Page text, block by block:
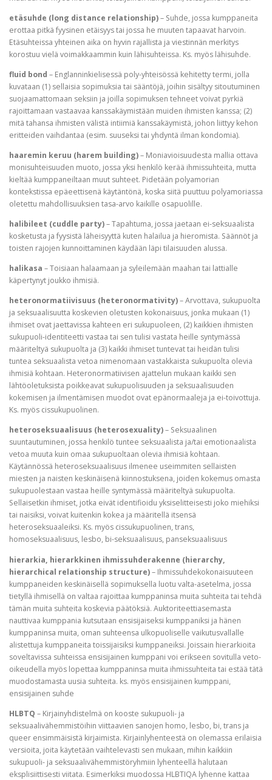
etäsuhde (long distance relationship)– Suhde, jossa kumppaneita
erottaa pitkä fyysinen etäisyys tai jossa he muuten tapaavat harvoin.
Etäsuhteissa yhteinen aika on hyvin rajallista ja viestinnän merkitys
korostuu vielä voimakkaammin kuin lähisuhteissa. Ks. myös lähisuhde.
fluid bond – Englanninkielisessä poly-yhteisössä kehitetty termi, jolla
kuvataan (1) sellaisia sopimuksia tai sääntöjä, joihin sisältyy sitoutuminen
suojaamattomaan seksiin ja joilla sopimuksen tehneet voivat pyrkiä
rajoittamaan vastaavaa kanssakäymistään muiden ihmisten kanssa; (2)
mitä tahansa ihmisten välistä intiimiä kanssakäymistä, johon liittyy kehon
eritteiden vaihdantaa (esim. suuseksi tai yhdyntä ilman kondomia).
haaremin keruu (harem building)– Moniavioisuudesta mallia ottava
monisuhteisuuden muoto, jossa yksi henkilö kerää ihmissuhteita, mutta
kieltää kumppaneiltaan muut suhteet. Pidetään polyamorian
kontekstissa epäeettisenä käytäntönä, koska siitä puuttuu polyamoriassa
oletettu mahdollisuuksien tasa-arvo kaikille osapuolille.
halibileet (cuddle party)– Tapahtuma, jossa jaetaan ei-seksuaalista
kosketusta ja fyysistä läheisyyttä kuten halailua ja hieromista. Säännöt ja
toisten rajojen kunnoittaminen käydään läpi tilaisuuden alussa.
halikasa – Toisiaan halaamaan ja syleilemään maahan tai lattialle
käpertynyt joukko ihmisiä.
heteronormatiivisuus (heteronormativity)– Arvottava, sukupuolta
ja seksuaalisuutta koskevien oletusten kokonaisuus, jonka mukaan (1)
ihmiset ovat jaettavissa kahteen eri sukupuoleen, (2) kaikkien ihmisten
sukupuoli-identiteetti vastaa tai sen tulisi vastata heille syntymässä
määriteltyä sukupuolta ja (3) kaikki ihmiset tuntevat tai heidän tulisi
tuntea seksuaalista vetoa nimenomaan vastakkaista sukupuolta olevia
ihmisiä kohtaan. Heteronormatiivisen ajattelun mukaan kaikki sen
lähtöoletuksista poikkeavat sukupuolisuuden ja seksuaalisuuden
kokemisen ja ilmentämisen muodot ovat epänormaaleja ja ei-toivottuja.
Ks. myös cissukupuolinen.
heteroseksuaalisuus (heterosexuality)– Seksuaalinen
suuntautuminen, jossa henkilö tuntee seksuaalista ja/tai emotionaalista
vetoa muuta kuin omaa sukupuoltaan olevia ihmisiä kohtaan.
Käytännössä heteroseksuaalisuus ilmenee useimmiten sellaisten
miesten ja naisten keskinäisenä kiinnostuksena, joiden kokemus omasta
sukupuolestaan vastaa heille syntymässä määriteltyä sukupuolta.
Sellaisetkin ihmiset, jotka eivät identifioidu yksiselitteisesti joko miehiksi
tai naisiksi, voivat kuitenkin kokea ja määritellä itsensä
heteroseksuaaleiksi. Ks. myös cissukupuolinen, trans,
homoseksuaalisuus, lesbo, bi-seksuaalisuus, panseksuaalisuus
hierarkia, hierarkkinen ihmissuhderakenne (hierarchy,
hierarchical relationship structure)– Ihmissuhdekokonaisuuteen
kumppaneiden keskinäisellä sopimuksella luotu valta-asetelma, jossa
tietyllä ihmisellä on valtaa rajoittaa kumppaninsa muita suhteita tai tehdä
tämän muita suhteita koskevia päätöksiä. Auktoriteettiasemasta
nauttivaa kumppania kutsutaan ensisijaiseksi kumppaniksi ja hänen
kumppaninsa muita, oman suhteensa ulkopuoliselle vaikutusvallalle
alistettuja kumppaneita toissijaisiksi kumppaneiksi. Joissain hierarkioita
soveltavissa suhteissa ensisijainen kumppani voi erikseen sovitulla veto-
oikeudella myös lopettaa kumppaninsa muita ihmissuhteita tai estää tätä
muodostamasta uusia suhteita. ks. myös ensisijainen kumppani,
ensisijainen suhde
HLBTQ – Kirjainyhdistelmä on kooste sukupuoli- ja
seksuaalivähemmistöihin viittaavien sanojen homo, lesbo, bi, trans ja
queer ensimmäisistä kirjaimista. Kirjainlyhenteestä on olemassa erilaisia
versioita, joita käytetään vaihtelevasti sen mukaan, mihin kaikkiin
sukupuoli- ja seksuaalivähemmistöryhmiin lyhenteellä halutaan
eksplisiittisesti viitata. Esimerkiksi muodossa HLBTIQA lyhenne kattaa